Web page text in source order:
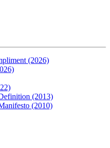
(2026)
(2013)
(2010)